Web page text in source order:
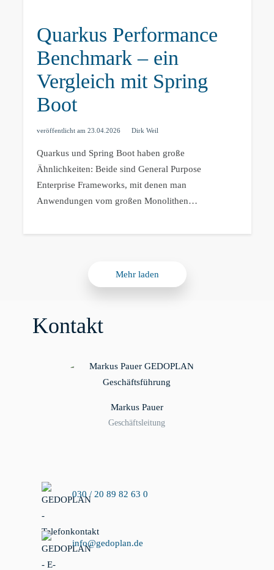
Quarkus Performance
Benchmark – ein
Vergleich mit Spring
Boot
veröffentlicht am 23.04.2026 Dirk Weil
Quarkus und Spring Boot haben große
Ähnlichkeiten: Beide sind General Purpose
Enterprise Frameworks, mit denen man
Anwendungen vom großen Monolithen…
Mehr laden
Kontakt
Markus Pauer
Geschäftsleitung
030 / 20 89 82 63 0
info@gedoplan.de